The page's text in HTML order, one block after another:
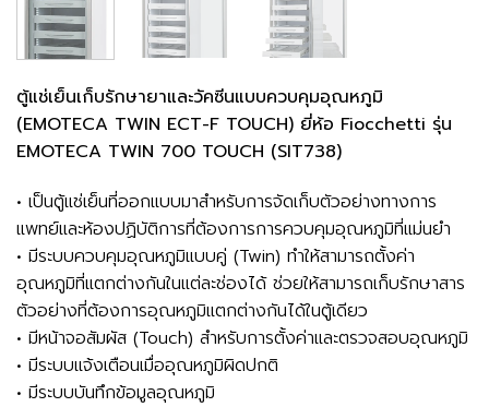
ตู้แช่เย็นเก็บรักษายาและวัคซีนแบบควบคุมอุณหภูมิ
(EMOTECA TWIN ECT-F TOUCH) ยี่ห้อ Fiocchetti รุ่น
EMOTECA TWIN 700 TOUCH (SIT738)
• เป็นตู้แช่เย็นที่ออกแบบมาสำหรับการจัดเก็บตัวอย่างทางการ
แพทย์และห้องปฏิบัติการที่ต้องการการควบคุมอุณหภูมิที่แม่นยำ
• มีระบบควบคุมอุณหภูมิแบบคู่ (Twin) ทำให้สามารถตั้งค่า
อุณหภูมิที่แตกต่างกันในแต่ละช่องได้ ช่วยให้สามารถเก็บรักษาสาร
ตัวอย่างที่ต้องการอุณหภูมิแตกต่างกันได้ในตู้เดียว
• มีหน้าจอสัมผัส (Touch) สำหรับการตั้งค่าและตรวจสอบอุณหภูมิ
• มีระบบแจ้งเตือนเมื่ออุณหภูมิผิดปกติ
• มีระบบบันทึกข้อมูลอุณหภูมิ